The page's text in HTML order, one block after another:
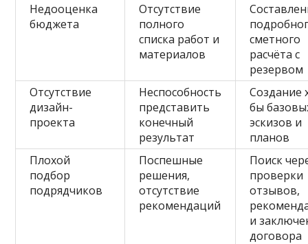
Недооценка
бюджета
Отсутствие
полного
списка работ и
материалов
сметного
расчёта с
резервом
Отсутствие
дизайн-
проекта
Неспособность
представить
конечный
результат
Создание
бы
эскизов и
планов
Плохой
подбор
подрядчиков
Поспешные
решения,
отсутствие
рекомендаций
Поиск
проверки
отзывов,
и
договора